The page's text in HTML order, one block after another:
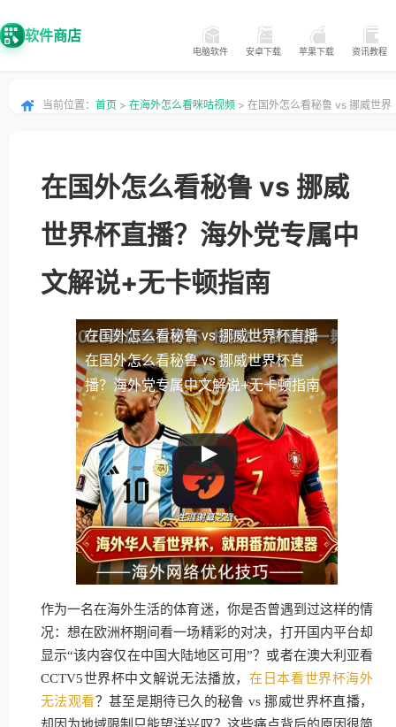
软件商店
电脑软件 安卓下载 苹果下载 资讯教程
当前位置： 首页 > 在海外怎么看咪咕视频 > 在国外怎么看秘鲁 vs 挪威世界
在国外怎么看秘鲁 vs 挪威
世界杯直播？海外党专属中
文解说+无卡顿指南
在国外怎么看秘鲁 vs 挪威世界杯直播
在国外怎么看秘鲁 vs 挪威世界杯直
播？海外党专属中文解说+无卡顿指南
作为一名在海外生活的体育迷，你是否曾遇到过这样的情
况：想在欧洲杯期间看一场精彩的对决，打开国内平台却
显示“该内容仅在中国大陆地区可用”？或者在澳大利亚看
CCTV5世界杯中文解说无法播放，在日本看世界杯海外
无法观看？甚至是期待已久的秘鲁 vs 挪威世界杯直播，